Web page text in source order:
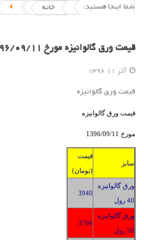
شما اینجا هستید: خانه
قیمت ورق گالوانیزه مورخ 1396/09/11
آذر 11 1396
قیمت ورق گالوانیزه
قیمت ورق گالوانیزه
مورخ 1396/ 09/11
سایز
قیمت
(تومان)
ورق گالوانیزه
40 رول
3940
ورق گالوانیزه
50 رول
3760